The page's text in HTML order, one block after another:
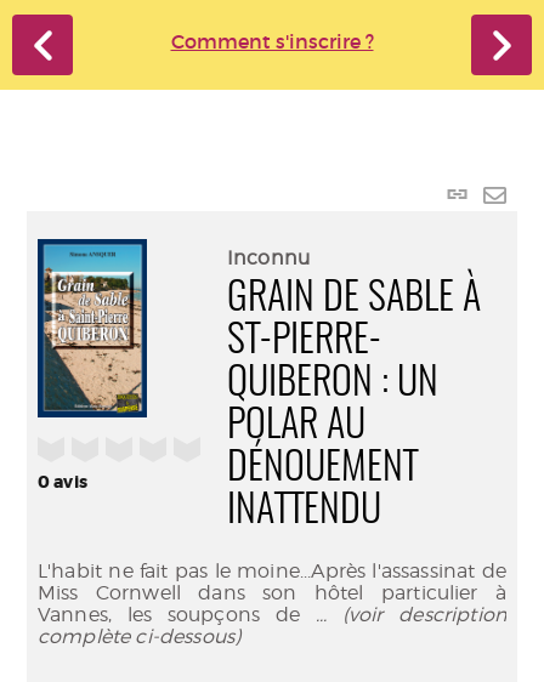
Comment s'inscrire ?
Lien
0avis
Inconnu
GRAIN DE SABLE À
ST-PIERRE-
QUIBERON : UN
POLAR AU
DÉNOUEMENT
INATTENDU
L'habit ne fait pas le moine...Après l'assassinat de
Miss Cornwell dans son hôtel particulier à
Vannes, les soupçons de ... (voir description
complète ci-dessous)